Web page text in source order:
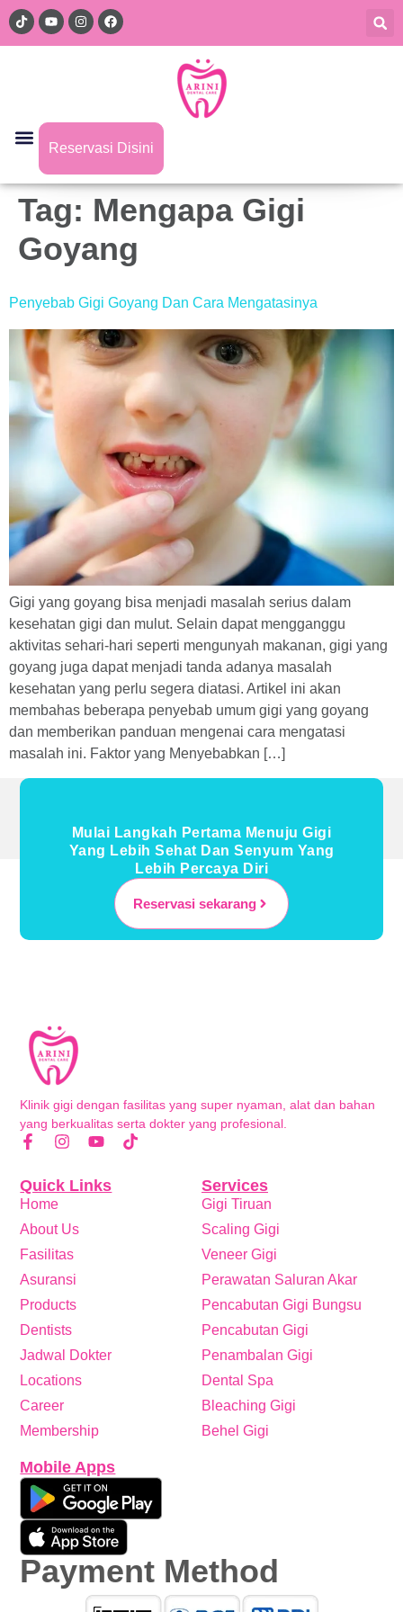
Reservasi Disini
Tag: Mengapa Gigi
Goyang
Penyebab Gigi Goyang Dan Cara Mengatasinya
Gigi yang goyang bisa menjadi masalah serius dalam
kesehatan gigi dan mulut. Selain dapat mengganggu
aktivitas sehari-hari seperti mengunyah makanan, gigi yang
goyang juga dapat menjadi tanda adanya masalah
kesehatan yang perlu segera diatasi. Artikel ini akan
membahas beberapa penyebab umum gigi yang goyang
dan memberikan panduan mengenai cara mengatasi
masalah ini. Faktor yang Menyebabkan […]
Mulai Langkah Pertama Menuju Gigi
Yang Lebih Sehat Dan Senyum Yang
Lebih Percaya Diri
Reservasi sekarang
Klinik gigi dengan fasilitas yang super nyaman, alat dan bahan
yang berkualitas serta dokter yang profesional.
Services
Gigi Tiruan
Scaling Gigi
Veneer Gigi
Perawatan Saluran Akar
Pencabutan Gigi Bungsu
Pencabutan Gigi
Penambalan Gigi
Dental Spa
Bleaching Gigi
Behel Gigi
Quick Links
Home
About Us
Fasilitas
Asuransi
Products
Dentists
Jadwal Dokter
Locations
Career
Membership
Mobile Apps
Payment Method